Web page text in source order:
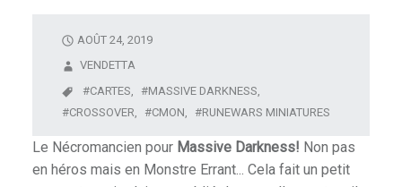
A
R
I
AOÛT 24, 2019
VENDETTA
CARTES,
MASSIVE DARKNESS,
CROSSOVER,
CMON, RUNEWARS MINIATURES
Le Nécromancien pour Massive Darkness! Non pas
en héros mais en Monstre Errant... Cela fait un petit